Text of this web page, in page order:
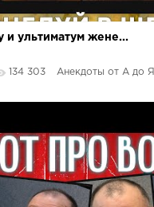
и ультиматум жене...
134 303 Анекдоты от А до Я